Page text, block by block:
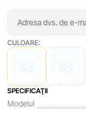
CULOARE:
SPECIFICAŢII
Modelul